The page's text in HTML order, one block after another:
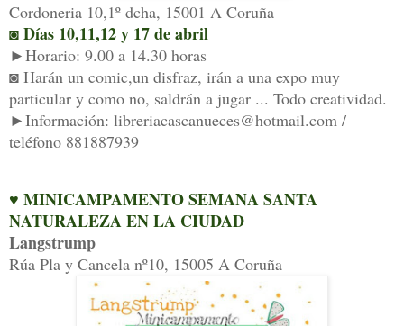
Cordoneria 10,1º dcha, 15001 A Coruña
◙ Días 10,11,12 y 17 de abril
►Horario: 9.00 a 14.30 horas
◙ Harán un comic,un disfraz, irán a una expo muy
particular y como no, saldrán a jugar ... Todo creatividad.
►Información: libreriacascanueces@hotmail.com /
teléfono 881887939
♥ MINICAMPAMENTO SEMANA SANTA
NATURALEZA EN LA CIUDAD
Langstrump
Rúa Pla y Cancela nº10, 15005 A Coruña